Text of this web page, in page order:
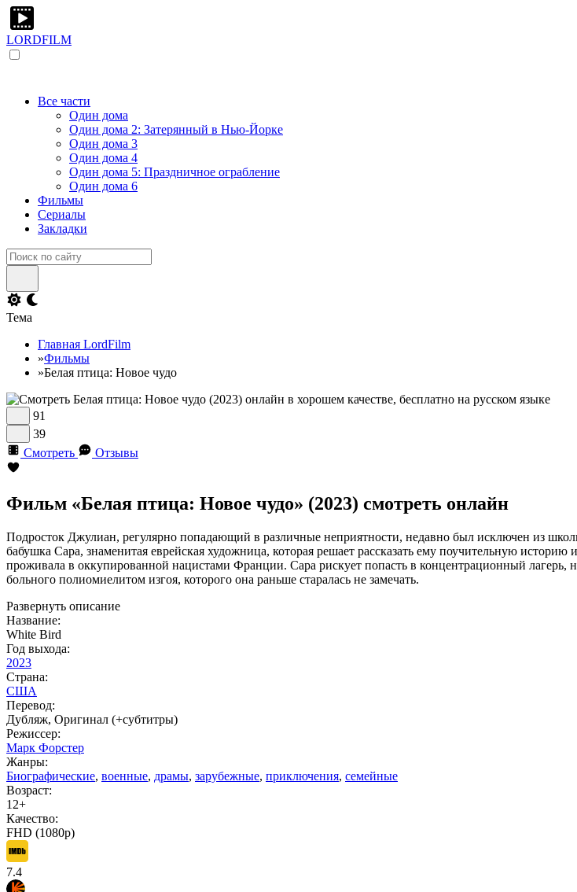
LORDFILM
Все части
Один дома
Один дома 2: Затерянный в Нью-Йорке
Один дома 3
Один дома 4
Один дома 5: Праздничное ограбление
Один дома 6
Фильмы
Сериалы
Закладки
Тема
Главная LordFilm
»Фильмы
»Белая птица: Новое чудо
91
39
Смотреть
Отзывы
Фильм «Белая птица: Новое чудо» (2023) смотреть онлайн
Подросток Джулиан, регулярно попадающий в различные неприятности, недавно был исключен из
бабушка Сара, знаменитая еврейская художница, которая решает рассказать ему поучительную
проживала в оккупированной нацистами Франции. Сара рискует попасть в концентрационный
больного полиомиелитом изгоя, которого она раньше старалась не замечать.
Развернуть описание
Название:
White Bird
Год выхода:
2023
Страна:
США
Перевод:
Дубляж, Оригинал (+субтитры)
Режиссер:
Марк Форстер
Жанры:
Биографические, военные, драмы, зарубежные, приключения, семейные
Возраст:
12+
Качество:
FHD (1080p)
7.4